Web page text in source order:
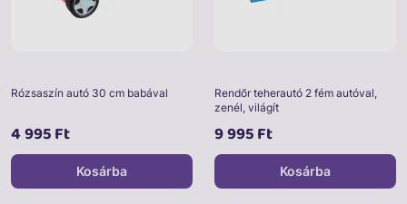
Rózsaszín autó 30 cm babával
4 995 Ft
Kosárba
Rendőr teherautó 2 fém autóval,
zenél, világít
9 995 Ft
Kosárba